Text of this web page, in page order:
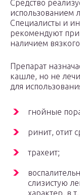
Средство
использованием
Специалисты и
рекомендуют
наличием
Препарат
кашле, но не
для
гнойные
ринит, отит
трахеит;
слизистую
характер, в